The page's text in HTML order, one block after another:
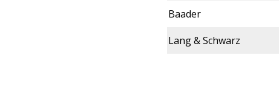
Baader
Lang & Schwarz